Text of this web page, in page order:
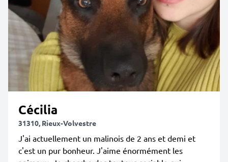
Cécilia
31310, Rieux-Volvestre
J'ai actuellement un malinois de 2 ans et demi et
c'est un pur bonheur. J'aime énormément les